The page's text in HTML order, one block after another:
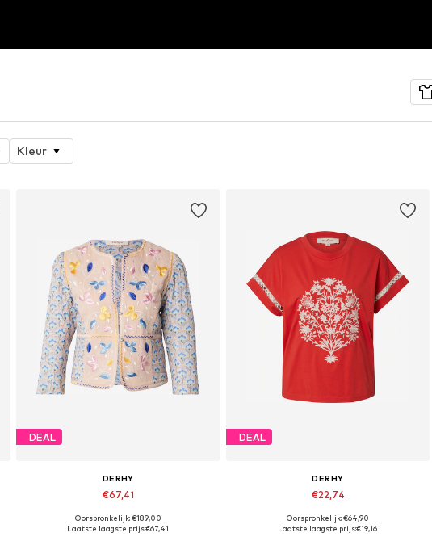
Kleur
DEAL
DERHY
€67,41
Beschikbare maten: S, M, L
Oorspronkelijk: €189,00
Laatste laagste prijs:€67,41
DEAL
DERHY
€22,74
Beschikbare maten: S, M, L
Oorspronkelijk: €64,90
Laatste laagste prijs:€19,16